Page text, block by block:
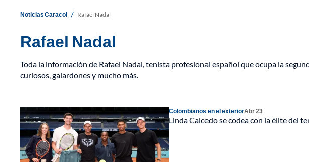
Noticias Caracol / Rafael Nadal
Rafael Nadal
Toda la información de Rafael Nadal, tenista profesional español que ocupa la
curiosos, galardones y mucho más.
Colombianos en el exteriorAbr 23
Linda Caicedo se codea con la élite del